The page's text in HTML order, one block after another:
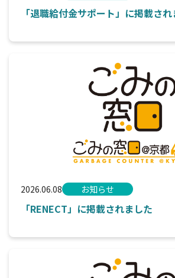
「退職給付金サポート」に掲載さ
2026.06.08 お知らせ
「RENECT」に掲載されました